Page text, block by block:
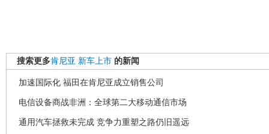
搜索更多肯尼亚 新车上市 的新闻
加速国际化 福田在肯尼亚成立销售公司
电信设备商战非洲：全球第二大移动通信市场
通用汽车拯救未完成 竞争力重塑之路仍旧遥远